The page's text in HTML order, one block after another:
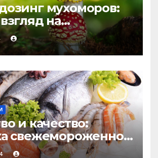
мухоморов:
на
и качество:
свежемороженной